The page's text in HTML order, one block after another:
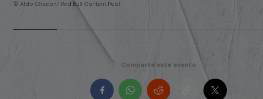
© Aldo Chacon/ Red Bull Content Pool
Comparte este evento